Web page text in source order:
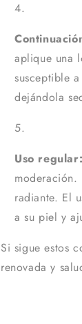
aplique una
susceptible
dejándola
Uso regular:
moderación.
radiante. El
a su piel y
Si sigue estos
renovada y